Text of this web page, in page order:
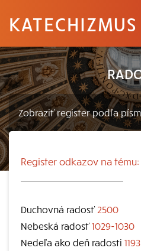
KATECHIZMUS
Register odkazov na tému:
Duchovná radosť 2500
Nebeská radosť1029-1030
Nedeľa ako deň radosti 1193